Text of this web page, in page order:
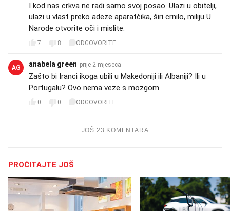
I kod nas crkva ne radi samo svoj posao. Ulazi u obitelji,
ulazi u vlast preko adeze aparatčika, širi crnilo, miliju U.
Narode otvorite oči i mislite.
7 8 ODGOVORITE
AG anabela green prije 2 mjeseca
Zašto bi Iranci ikoga ubili u Makedoniji ili Albaniji? Ili u
Portugalu? Ovo nema veze s mozgom.
0 0 ODGOVORITE
JOŠ 23 KOMENTARA
PROČITAJTE JOŠ